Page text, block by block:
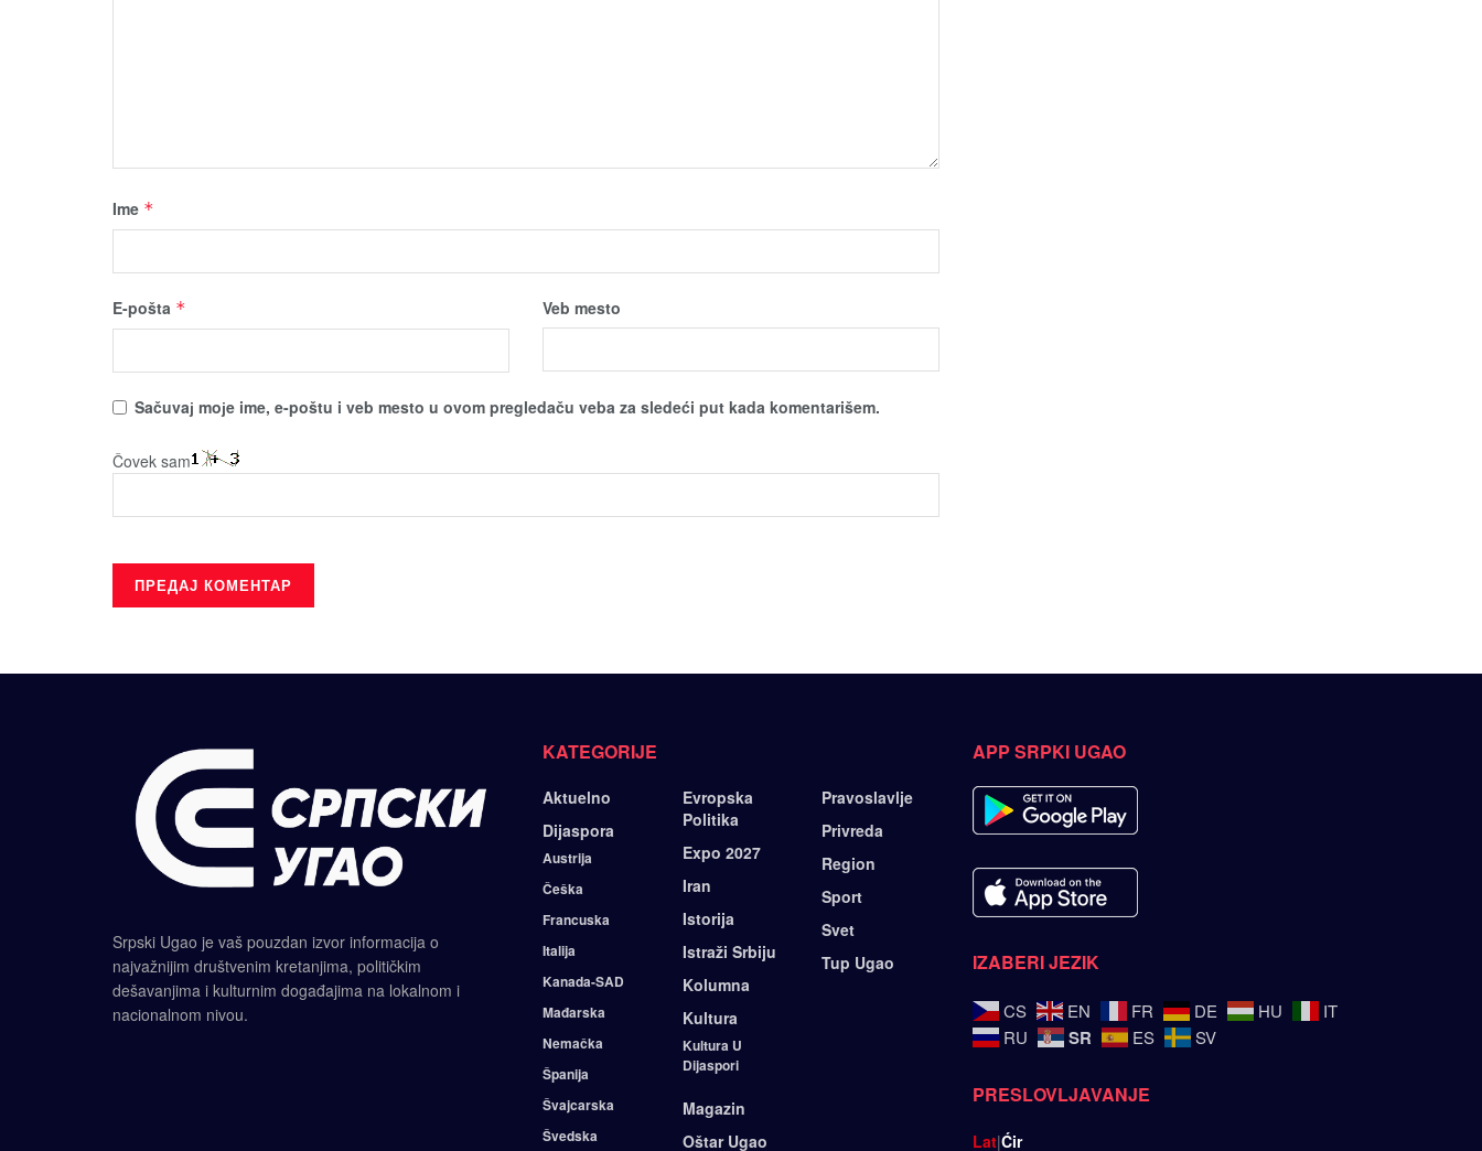
Ime *
E-pošta * Veb mesto
Sačuvaј moјe ime, e-poštu i veb mesto u ovom pregledaču veba za sledeći put kada komentarišem.
Čovek sam
Srpski Ugao je vaš pouzdan izvor informacija o
najvažnijim društvenim kretanjima, političkim
dešavanjima i kulturnim događajima na lokalnom i
nacionalnom nivou.
KATEGORIJE
Aktuelno
Dijaspora
Austrija
Češka
Francuska
Italija
Kanada-SAD
Mađarska
Nemačka
Španija
Švajcarska
Švedska
Evropska
Politika
Expo 2027
Iran
Istorija
Istraži Srbiju
Kolumna
Kultura
Kultura U
Dijaspori
Magazin
Oštar Ugao
Pravoslavlje
Privreda
Region
Sport
Svet
Tup Ugao
APP SRPKI UGAO
IZABERI JEZIK
CS EN FR DE HU
IT
RU
SR ES SV
PRESLOVLJAVANJE
Lat|Ćir